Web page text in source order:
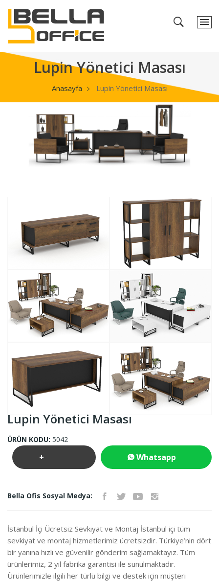
Lupin Yönetici Masası
Anasayfa Lupin Yönetici Masası
Lupin Yönetici Masası
ÜRÜN KODU: 5042
+ Whatsapp
Bella Ofis Sosyal Medya:
İstanbul İçi Ücretsiz Sevkiyat ve Montaj İstanbul içi tüm
sevkiyat ve montaj hizmetlerimiz ücretsizdir. Türkiye’nin dört
bir yanına hızlı ve güvenilir gönderim sağlamaktayız. Tüm
ürünlerimiz, 2 yıl fabrika garantisi ile sunulmaktadır.
Ürünlerimizle ilgili her türlü bilgi ve destek için müşteri